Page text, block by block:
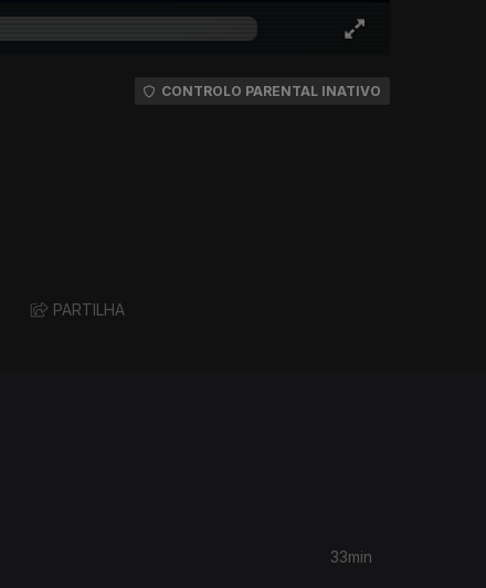
CONTROLO PARENTAL INATIVO
PARTILHA
33min